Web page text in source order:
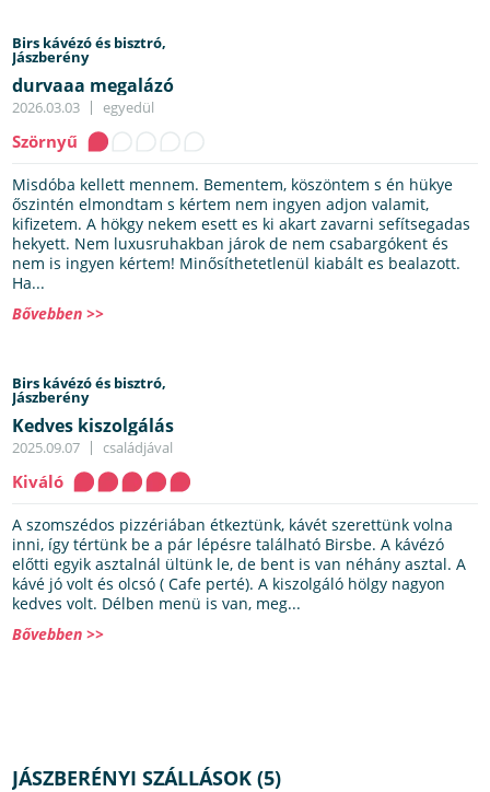
Birs kávézó és bisztró,
Jászberény
durvaaa megalázó
2026.03.03 egyedül
Szörnyű
Misdóba kellett mennem. Bementem, köszöntem s én hükye
őszintén elmondtam s kértem nem ingyen adjon valamit,
kifizetem. A hökgy nekem esett es ki akart zavarni sefítsegadas
hekyett. Nem luxusruhakban járok de nem csabargókent és
nem is ingyen kértem! Minősíthetetlenül kiabált es bealazott.
Ha...
Bővebben >>
Birs kávézó és bisztró,
Jászberény
Kedves kiszolgálás
2025.09.07 családjával
Kiváló
A szomszédos pizzériában étkeztünk, kávét szerettünk volna
inni, így tértünk be a pár lépésre található Birsbe. A kávézó
előtti egyik asztalnál ültünk le, de bent is van néhány asztal. A
kávé jó volt és olcsó ( Cafe perté). A kiszolgáló hölgy nagyon
kedves volt. Délben menü is van, meg...
Bővebben >>
JÁSZBERÉNYI SZÁLLÁSOK (5)